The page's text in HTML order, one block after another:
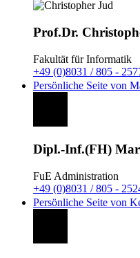
Prof.Dr.
Fakultät für Informatik
+49 (0)8031 / 805 -
Persönliche Seite von
Dipl.-Inf.(FH)
FuE Administration
+49 (0)8031 / 805 -
Persönliche Seite von